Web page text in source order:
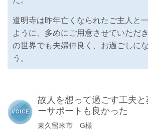
道明寺は昨年亡くなられたご主人と
ように、多めにご用意させていただ
の世界でも夫婦仲良く、お過ごしに
う。
故人を想って過ごす工夫
ーサポートも良かった
東久留米市 G様